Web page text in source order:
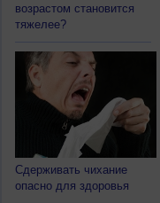
возрастом становится
тяжелее?
Сдерживать чихание
опасно для здоровья